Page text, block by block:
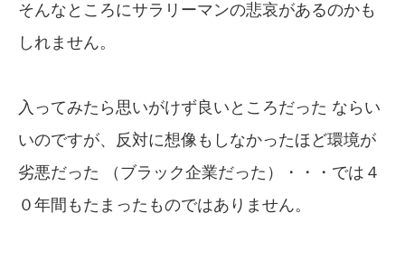
そんなところにサラリーマンの悲哀があるのかも
しれません。
入ってみたら思いがけず良いところだった ならい
いのですが、反対に想像もしなかったほど環境が
劣悪だった （ブラック企業だった）・・・では４
０年間もたまったものではありません。